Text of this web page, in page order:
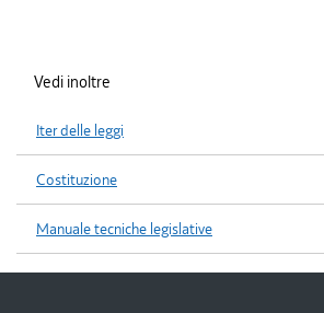
Vedi inoltre
Iter delle leggi
Costituzione
Manuale tecniche legislative